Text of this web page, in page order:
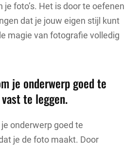
foto’s. Het is door te oefenen
dat je jouw eigen stijl kunt
magie van fotografie volledig
je onderwerp goed te
te leggen.
onderwerp goed te
je de foto maakt. Door